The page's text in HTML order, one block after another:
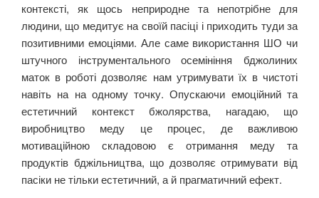
контексті, як щось неприродне та непотрібне для
людини, що медитує на своїй пасіці і приходить туди за
позитивними емоціями. Але саме використання ШО чи
штучного інструментального осемініння бджолиних
маток в роботі дозволяє нам утримувати їх в чистоті
навіть на на одному точку. Опускаючи емоційний та
естетичний контекст бжолярства, нагадаю, що
виробництво меду це процес, де важливою
мотиваційною складовою є отримання меду та
продуктів бджільництва, що дозволяє отримувати від
пасіки не тільки естетичний, а й прагматичний ефект.